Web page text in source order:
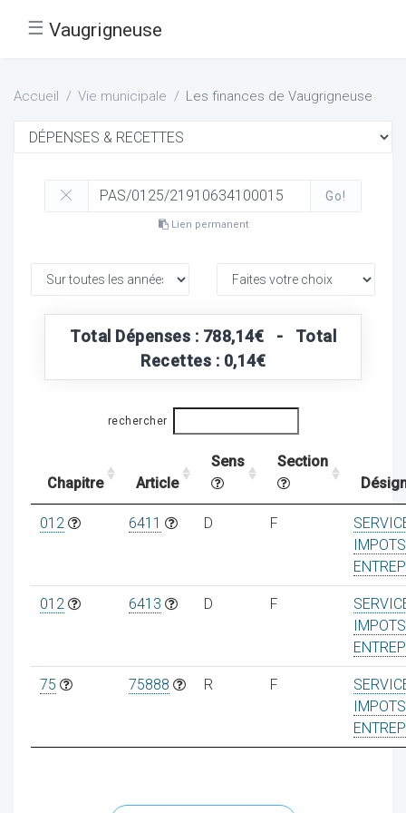
☰ Vaugrigneuse
Accueil Vie municipale Les finances de Vaugrigneuse
Go!
Lien permanent
Total Dépenses : 788,14€ - Total
Recettes : 0,14€
rechercher
Chapitre Article
Sens
Section
012 6411 D F
IMPOTS
012 6413 D F
IMPOTS
75 75888 R F
IMPOTS